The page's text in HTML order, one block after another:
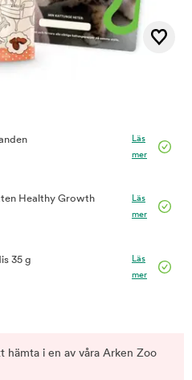
Läs
mer
Healthy Growth
Läs
mer
35 g
Läs
mer
hämta i en av våra Arken Zoo